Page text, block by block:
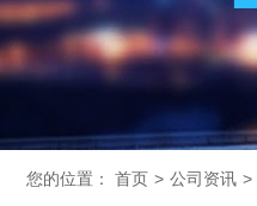
您的位置： 首页 > 公司资讯 >